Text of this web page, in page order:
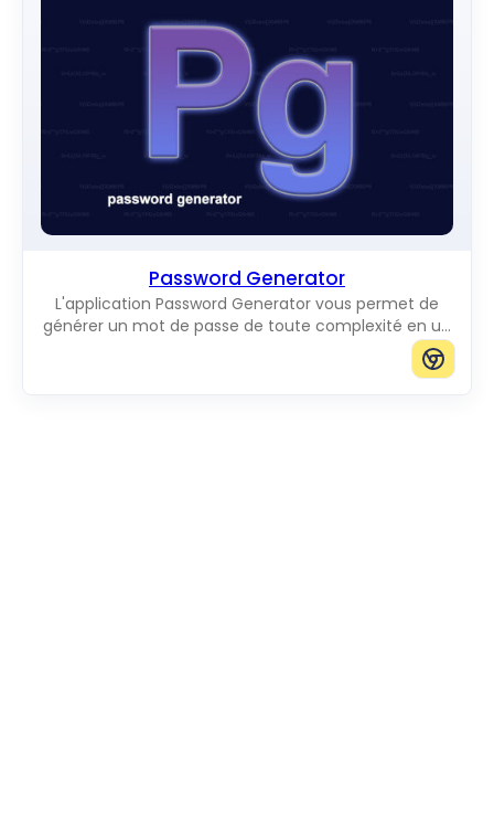
Password Generator
L'application Password Generator vous permet de
générer un mot de passe de toute complexité en un